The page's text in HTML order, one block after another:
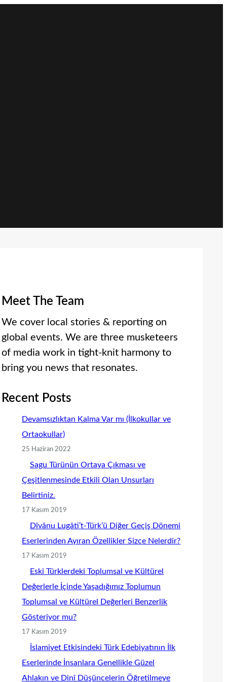
Meet The Team
We cover local stories & reporting on
global events. We are three musketeers
of media work in tight-knit harmony to
bring you news that resonates.
Recent Posts
Devamsızlıktan Kalma Var mı (İlkokullar ve
Ortaokullar)
25 Haziran 2022
Sagu Türünün Ortaya Çıkması ve
Çeşitlenmesinde Etkili Olan Unsurları
Belirtiniz.
17 Kasım 2019
Dîvânu Lugâti’t-Türk’ü Diğer Geçiş Dönemi
Eserlerinden Ayıran Özellikler Sizce Nelerdir?
17 Kasım 2019
Eski Türklerdeki Toplumsal ve Kültürel
Değerlerle İçinde Yaşadığımız Toplumun
Toplumsal ve Kültürel Değerleri Benzerlik
Gösteriyor mu?
17 Kasım 2019
İslamiyet Etkisindeki Türk Edebiyatının İlk
Eserlerinde İnsanlara Genellikle Güzel
Ahlakın ve Dinî Düşüncelerin Öğretilmeye